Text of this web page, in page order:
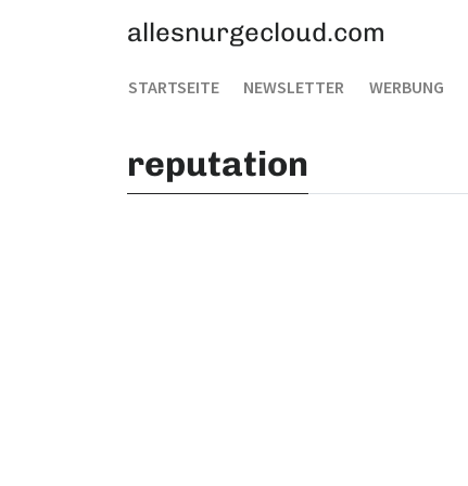
allesnurgecloud.com
STARTSEITE NEWSLETTER WERBUNG
reputation